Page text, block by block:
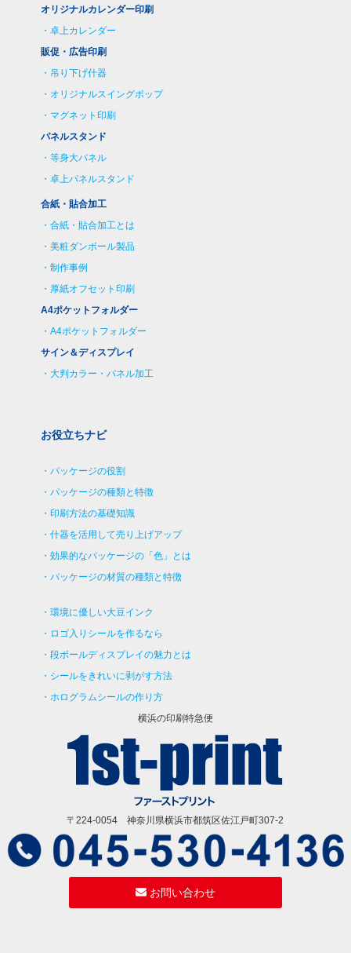
オリジナルカレンダー印刷
卓上カレンダー
販促・広告印刷
吊り下げ什器
オリジナルスイングポップ
マグネット印刷
パネルスタンド
等身大パネル
卓上パネルスタンド
合紙・貼合加工
合紙・貼合加工とは
美粧ダンボール製品
制作事例
厚紙オフセット印刷
A4ポケットフォルダー
A4ポケットフォルダー
サイン＆ディスプレイ
大判カラー・パネル加工
お役立ちナビ
パッケージの役割
パッケージの種類と特徴
印刷方法の基礎知識
什器を活用して売り上げアップ
効果的なパッケージの「色」とは
パッケージの材質の種類と特徴
環境に優しい大豆インク
ロゴ入りシールを作るなら
段ボールディスプレイの魅力とは
シールをきれいに剥がす方法
ホログラムシールの作り方
横浜の印刷特急便
〒224-0054 神奈川県横浜市都筑区佐江戸町307-2
お問い合わせ